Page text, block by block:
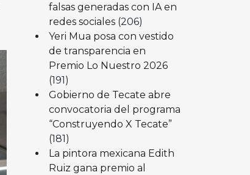
falsas generadas con IA en
redes sociales (206)
Yeri Mua posa con vestido
de transparencia en
Premio Lo Nuestro 2026
(191)
Gobierno de Tecate abre
convocatoria del programa
“Construyendo X Tecate”
(181)
La pintora mexicana Edith
Ruiz gana premio al